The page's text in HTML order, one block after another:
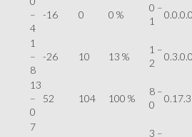
–
4
-16 0 0 %
0 –
1
1
–
8
-26 10 13 %
1 –
2
13
–
0
52 104 100 %
8 –
0
7
3 –